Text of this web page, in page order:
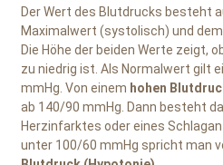
Der Wert des Blutdrucks besteht
Maximalwert (systolisch) und
Die Höhe der beiden Werte zeigt,
zu niedrig ist. Als Normalwert gilt
mmHg. Von einem hohen
ab 140/90 mmHg. Dann besteht
Herzinfarktes oder eines
unter 100/60 mmHg spricht man